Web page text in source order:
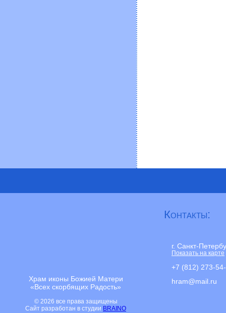
Храм иконы Божией Матери
«Всех скорбящих Радость»
© 2026 все права защищены
Сайт разработан в студии BRAINO
Контакты:
г. Санкт-
Показать на карте
+7 (812) 273-
hram@mail.ru